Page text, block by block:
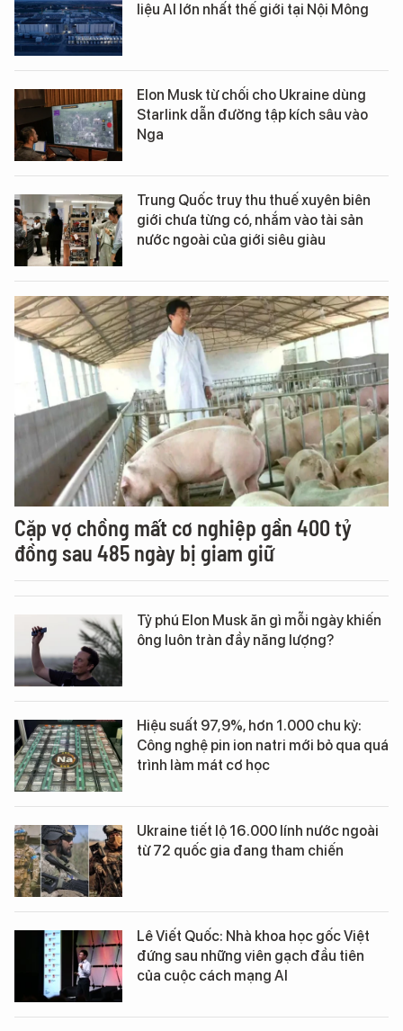
liệu AI lớn nhất thế giới tại Nội Mông
Elon Musk từ chối cho Ukraine dùng
Starlink dẫn đường tập kích sâu vào
Nga
Trung Quốc truy thu thuế xuyên biên
giới chưa từng có, nhắm vào tài sản
nước ngoài của giới siêu giàu
Cặp vợ chồng mất cơ nghiệp gần 400 tỷ
đồng sau 485 ngày bị giam giữ
Tỷ phú Elon Musk ăn gì mỗi ngày khiến
ông luôn tràn đầy năng lượng?
Hiệu suất 97,9%, hơn 1.000 chu kỳ:
Công nghệ pin ion natri mới bỏ qua quá
trình làm mát cơ học
Ukraine tiết lộ 16.000 lính nước ngoài
từ 72 quốc gia đang tham chiến
Lê Viết Quốc: Nhà khoa học gốc Việt
đứng sau những viên gạch đầu tiên
của cuộc cách mạng AI